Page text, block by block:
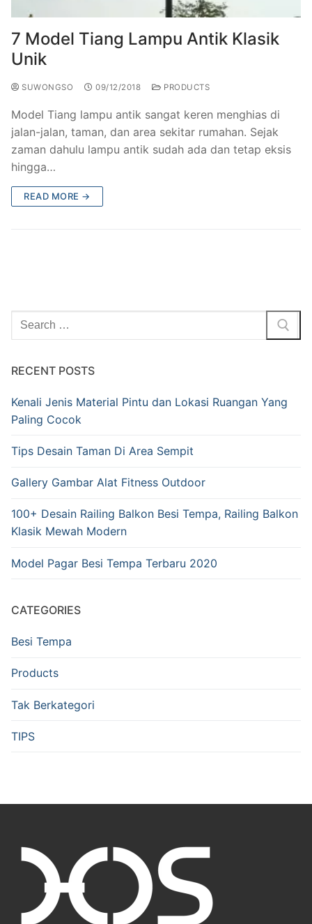
7 Model Tiang Lampu Antik Klasik
Unik
SUWONGSO 09/12/2018 PRODUCTS
Model Tiang lampu antik sangat keren menghias di
jalan-jalan, taman, dan area sekitar rumahan. Sejak
zaman dahulu lampu antik sudah ada dan tetap eksis
hingga…
READ MORE →
RECENT POSTS
Kenali Jenis Material Pintu dan Lokasi Ruangan Yang
Paling Cocok
Tips Desain Taman Di Area Sempit
Gallery Gambar Alat Fitness Outdoor
100+ Desain Railing Balkon Besi Tempa, Railing Balkon
Klasik Mewah Modern
Model Pagar Besi Tempa Terbaru 2020
CATEGORIES
Besi Tempa
Products
Tak Berkategori
TIPS